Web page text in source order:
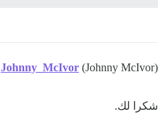
Johnny_McIvor (Johnny McIvor)
شكرا لك.